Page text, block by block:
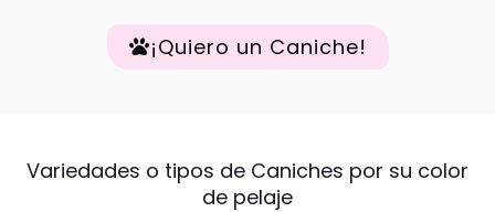
¡Quiero un Caniche!
Variedades o tipos de Caniches por su color
de pelaje